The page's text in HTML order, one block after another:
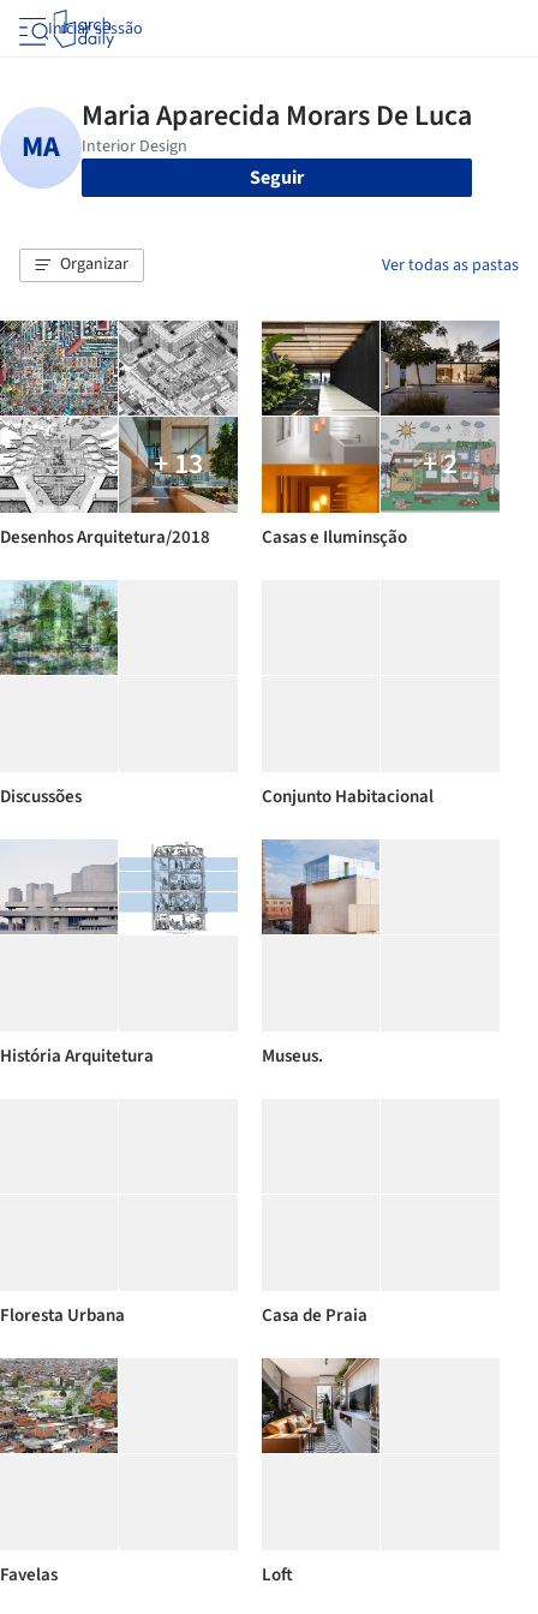
Iniciar sessão
Seguir
Organizar Ver todas as pastas
+ 13
Desenhos Arquitetura/2018
+ 2
Casas e Iluminsção
Discussões Conjunto Habitacional
História Arquitetura Museus.
Floresta Urbana Casa de Praia
Favelas Loft